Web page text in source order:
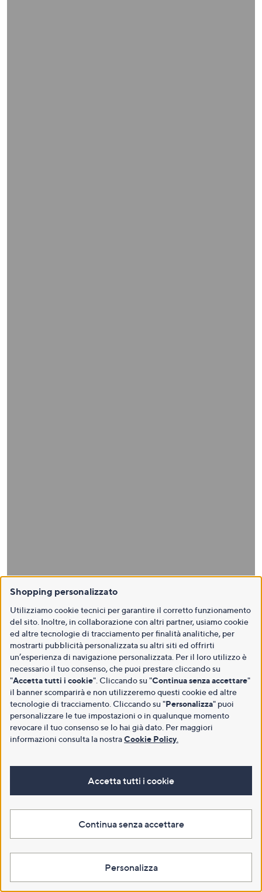
Shopping personalizzato
Utilizziamo cookie tecnici per garantire il corretto funzionamento
del sito. Inoltre, in collaborazione con altri partner, usiamo cookie
ed altre tecnologie di tracciamento per finalità analitiche, per
mostrarti pubblicità personalizzata su altri siti ed offrirti
un’esperienza di navigazione personalizzata. Per il loro utilizzo è
necessario il tuo consenso, che puoi prestare cliccando su
"Accetta tutti i cookie". Cliccando su "Continua senza accettare"
il banner scomparirà e non utilizzeremo questi cookie ed altre
tecnologie di tracciamento. Cliccando su "Personalizza" puoi
personalizzare le tue impostazioni o in qualunque momento
revocare il tuo consenso se lo hai già dato. Per maggiori
informazioni consulta la nostraCookie Policy
Accetta tutti i cookie
Continua senza accettare
Personalizza